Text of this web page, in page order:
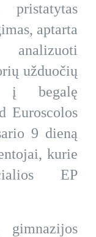
aptarta
analizuoti
užduočių
į begalę
Euroscolos
9 dieną
kurie
EP